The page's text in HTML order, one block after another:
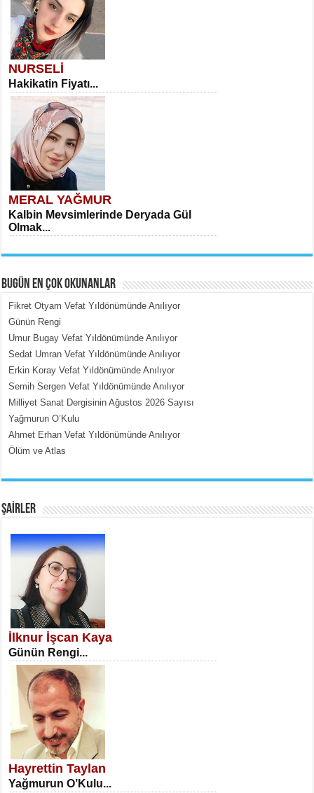
NURSELİ
Hakikatin Fiyatı...
MERAL YAĞMUR
Kalbin Mevsimlerinde Deryada Gül
Olmak...
MEHMET ÇOBAN
İçerdeki Put Dışardaki Maskeler...
SATILMIŞ ÜMİT ÇETİNKAYA
Erkenlik...
NECLA DİLEK ARSLAN
Öğretmenler Günü Mahkemesi...
BUGÜN EN ÇOK OKUNANLAR
Fikret Otyam Vefat Yıldönümünde Anılıyor
Günün Rengi
Umur Bugay Vefat Yıldönümünde Anılıyor
Sedat Umran Vefat Yıldönümünde Anılıyor
Erkin Koray Vefat Yıldönümünde Anılıyor
Semih Sergen Vefat Yıldönümünde Anılıyor
Milliyet Sanat Dergisinin Ağustos 2026 Sayısı
Yağmurun O’Kulu
Ahmet Erhan Vefat Yıldönümünde Anılıyor
Ölüm ve Atlas
ŞAİRLER
İlknur İşcan Kaya
Günün Rengi...
Hayrettin Taylan
Yağmurun O’Kulu...